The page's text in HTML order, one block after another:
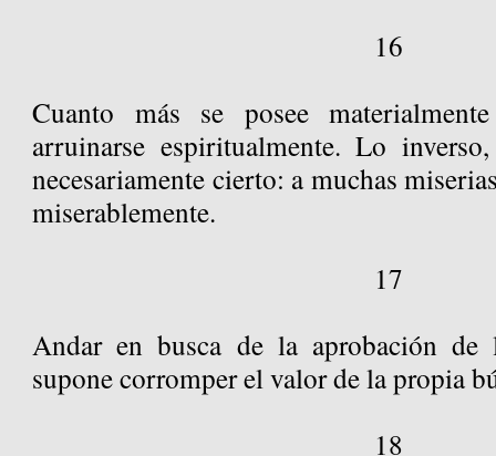
16
Cuanto más se posee
arruinarse espiritualmente. Lo
necesariamente cierto: a muchas
miserablemente.
17
Andar en busca de la aprobación de
supone corromper el valor de la propia
18